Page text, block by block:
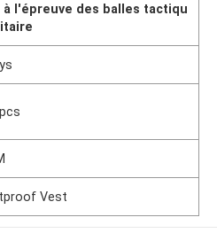
à l'épreuve des balles tactiqu
Vest